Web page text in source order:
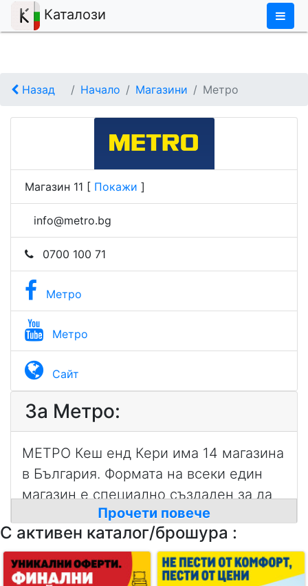
Каталози ×
Назад Начало Магазини Метро
Магазин 11 [ Покажи ]
info@metro.bg
0700 100 71
Метро
Метро
Сайт
За Метро:
МЕТРО Кеш енд Кери има 14 магазина
в България. Формата на всеки един
магазин е специално създаден за да
осигури удобно пазаруване на
професионалните клиенти: хотели,
ресторанти и търговци. Търговската
площ на магазините варира от 6500-
Прочети повече
С активен каталог/брошура :